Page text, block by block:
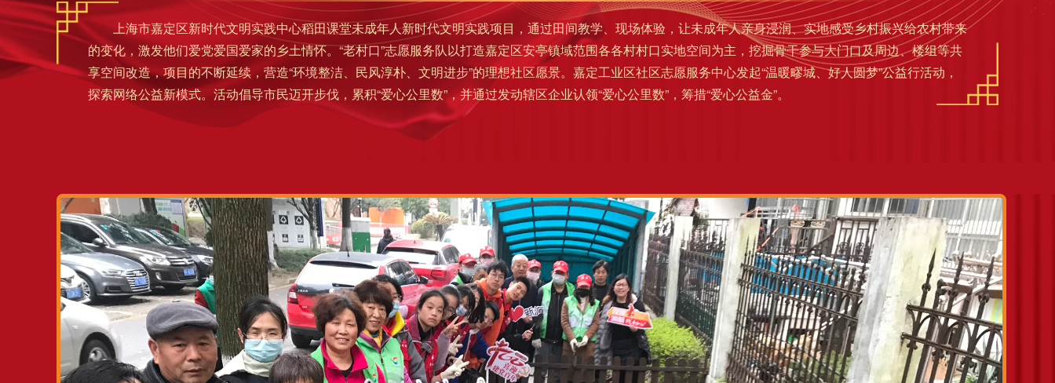
上海市嘉定区新时代文明实践中心稻田课堂未成年人新时代文明实践项目，通过田间教学、现场体验，让未成年人亲身浸润、实地感受乡村振兴给农村带来
的变化，激发他们爱党爱国爱家的乡土情怀。“老村口”志愿服务队以打造嘉定区安亭镇域范围各各村村口实地空间为主，挖掘骨干参与大门口及周边、楼组等共
享空间改造，项目的不断延续，营造“环境整洁、民风淳朴、文明进步”的理想社区愿景。 嘉定工业区社区志愿服务中心发起“温暖疁城、好人圆梦”公益行活动，
探索网络公益新模式。活动倡导市民迈开步伐，累积“爱心公里数”，并通过发动辖区企业认领“爱心公里数”，筹措“爱心公益金”。